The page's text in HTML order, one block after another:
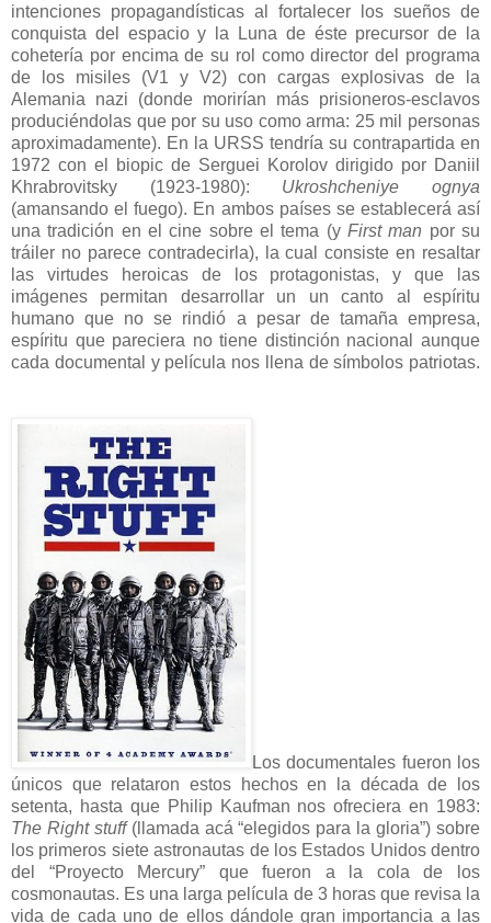
intenciones propagandísticas al fortalecer los sueños de
conquista del espacio y la Luna de éste precursor de la
cohetería por encima de su rol como director del programa
de los misiles (V1 y V2) con cargas explosivas de la
Alemania nazi (donde morirían más prisioneros-esclavos
produciéndolas que por su uso como arma: 25 mil personas
aproximadamente). En la URSS tendría su contrapartida en
1972 con el biopic de Serguei Korolov dirigido por Daniil
Khrabrovitsky (1923-1980): Ukroshcheniye ognya
(amansando el fuego). En ambos países se establecerá así
una tradición en el cine sobre el tema (y First man por su
tráiler no parece contradecirla), la cual consiste en resaltar
las virtudes heroicas de los protagonistas, y que las
imágenes permitan desarrollar un un canto al espíritu
humano que no se rindió a pesar de tamaña empresa,
espíritu que pareciera no tiene distinción nacional aunque
cada documental y película nos llena de símbolos patriotas.
Los documentales fueron los
únicos que relataron estos hechos en la década de los
setenta, hasta que Philip Kaufman nos ofreciera en 1983:
The Right stuff(llamada acá “elegidos para la gloria”) sobre
los primeros siete astronautas de los Estados Unidos dentro
del “Proyecto Mercury” que fueron a la cola de los
cosmonautas. Es una larga película de 3 horas que revisa la
vida de cada uno de ellos dándole gran importancia a las